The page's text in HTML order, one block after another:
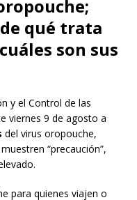
qué trata
son sus
y el Control de las
viernes 9 de agosto a
del virus oropouche,
“precaución”,
para quienes viajen o